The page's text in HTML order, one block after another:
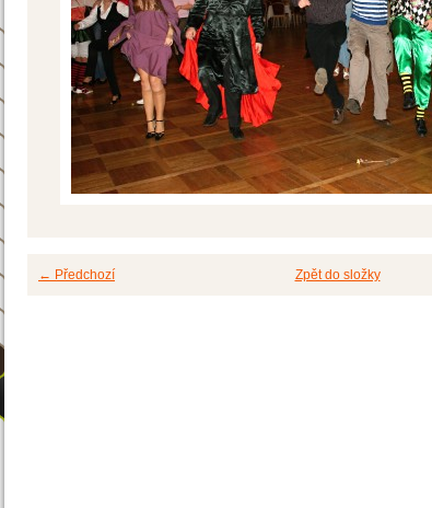
← Předchozí Zpět do složky